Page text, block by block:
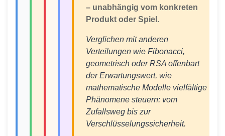
– unabhängig vom konkreten
Produkt oder Spiel.
Verglichen mit anderen
Verteilungen wie Fibonacci,
geometrisch oder RSA offenbart
der Erwartungswert, wie
mathematische Modelle vielfältige
Phänomene steuern: vom
Zufallsweg bis zur
Verschlüsselungssicherheit.